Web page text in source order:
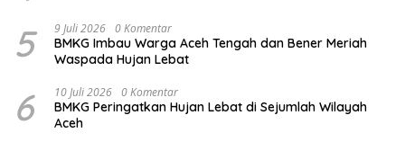
5 9 Juli 2026 0 Komentar
BMKG Imbau Warga Aceh Tengah dan Bener Meriah
Waspada Hujan Lebat
6 10 Juli 2026 0 Komentar
BMKG Peringatkan Hujan Lebat di Sejumlah Wilayah
Aceh